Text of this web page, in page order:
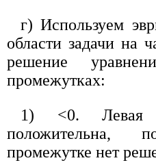
г) Используем
области задачи на
решение
промежутках:
1) <0. Левая
положительна,
промежутке нет